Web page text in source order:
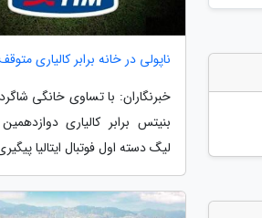
ناپولی در خانه برابر کالیاری
خبرنگاران: با تساوی خانگی
بنیتس برابر کالیاری
لیگ دسته اول فوتبال ایتالیا